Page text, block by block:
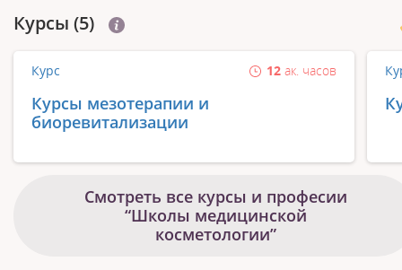
Курсы (5)
Курс 12 ак. часов
Курсы мезотерапии и
биоревитализации
Смотреть все курсы и професии
“Школы медицинской
косметологии”